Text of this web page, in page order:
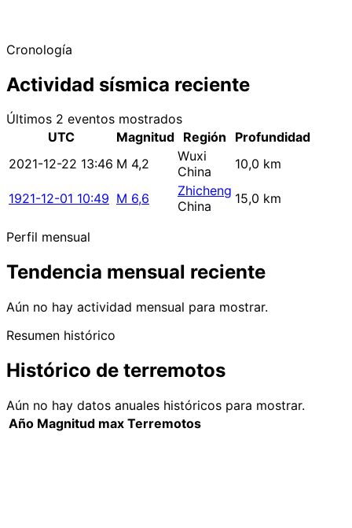
Cronología
Actividad sísmica reciente
Últimos 2 eventos mostrados
UTC
Magnitud Región
Profundidad
2021-12-22 13:46 M 4,2
Wuxi
China
10,0 km
1921-12-01 10:49 M 6,6
Zhicheng
China
15,0 km
Perfil mensual
Tendencia mensual reciente
Aún no hay actividad mensual para mostrar.
Resumen histórico
Histórico de terremotos
Aún no hay datos anuales históricos para mostrar.
Año Magnitud max Terremotos